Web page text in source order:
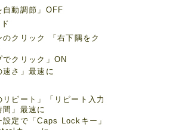
自動調節」OFF
のクリック 「右下隅をク
でクリック」ON
速さ」最速に
リピート」「リピート入力
間」最速に
設定で「Caps Lockキー」